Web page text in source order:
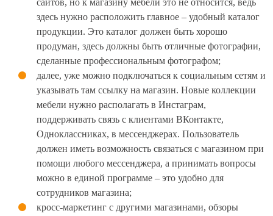
сайтов, но к магазину мебели это не относится, ведь
здесь нужно расположить главное – удобный каталог
продукции. Это каталог должен быть хорошо
продуман, здесь должны быть отличные фотографии,
сделанные профессиональным фотографом;
далее, уже можно подключаться к социальным сетям и
указывать там ссылку на магазин. Новые коллекции
мебели нужно располагать в Инстаграм,
поддерживать связь с клиентами ВКонтакте,
Одноклассниках, в мессенджерах. Пользователь
должен иметь возможность связаться с магазином при
помощи любого мессенджера, а принимать вопросы
можно в единой программе – это удобно для
сотрудников магазина;
кросс-маркетинг с другими магазинами, обзоры